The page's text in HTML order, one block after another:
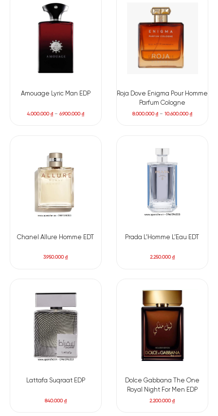
Amouage Lyric Man EDP
4.000.000₫ –6.900.000₫
Roja Dove Enigma Pour Homme
Parfum Cologne
8.000.000₫– 10.600.000₫
Chanel Allure Homme EDT
3.950.000₫
Prada L’Homme L’Eau EDT
2.250.000₫
Lattafa Suqraat EDP
840.000₫
Dolce Gabbana The One
Royal Night For Men EDP
2.200.000₫